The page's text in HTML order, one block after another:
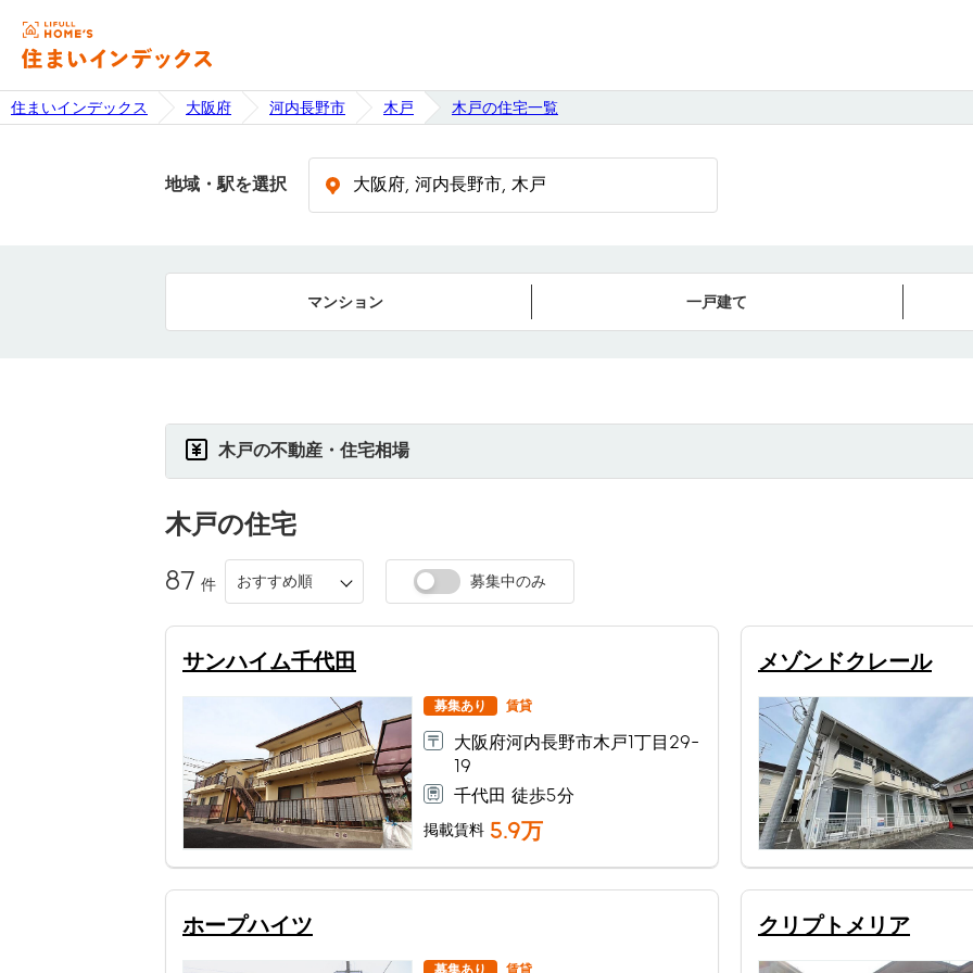
住まいインデックス 大阪府 河内長野市 木戸 木戸の住宅一覧
地域・駅を選択
マンション 一戸建て
木戸の不動産・住宅相場
木戸の住宅
87 件 おすすめ順 募集中のみ
サンハイム千代田
募集あり 賃貸
大阪府河内長野市木戸1丁目29-
19
千代田 徒歩5分
掲載賃料 5.9万
メゾンドクレール
ホープハイツ
募集あり 賃貸
クリプトメリア